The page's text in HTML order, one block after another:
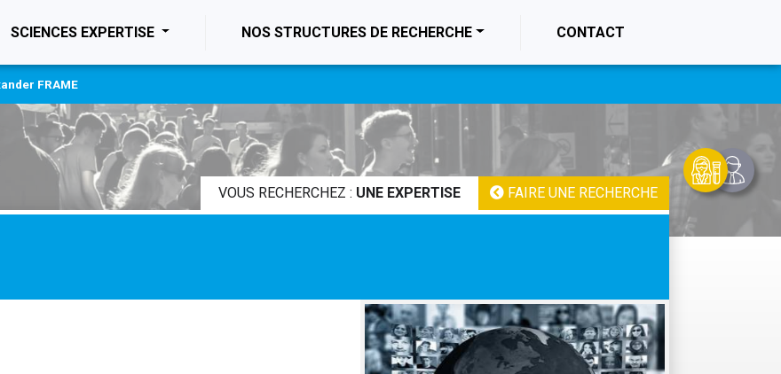
SCIENCES EXPERTISE NOS STRUCTURES DE RECHERCHE CONTACT
FRAME
VOUS RECHERCHEZ : UNE EXPERTISE FAIRE UNE RECHERCHE